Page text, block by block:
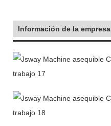
Información de la empresa